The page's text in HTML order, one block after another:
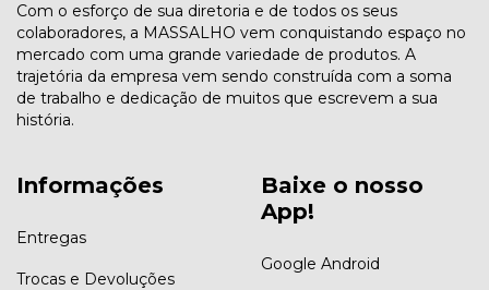
Com o esforço de sua diretoria e de todos os seus
colaboradores, a MASSALHO vem conquistando espaço no
mercado com uma grande variedade de produtos. A
trajetória da empresa vem sendo construída com a soma
de trabalho e dedicação de muitos que escrevem a sua
história.
Informações
Entregas
Trocas e Devoluções
Baixe o nosso
App!
Google Android